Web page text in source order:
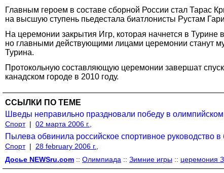
Главным героем в составе сборной России стал Тарас
на высшую ступень пьедестала биатлонисты Рустам
На церемонии закрытия Игр, которая начнется в Турине
но главными действующими лицами церемонии станут
Турина.
Протокольную составляющую церемонии завершат
канадском городе в 2010 году.
ССЫЛКИ ПО ТЕМЕ
Шведы неправильно праздновали победу в олимпийском
Спорт | 02 марта 2006 г.,
Пылева обвинила российское спортивное руководство в
Спорт |
28 february 2006 г.,
Досье NEWSru.com :: Олимпиада :: Зимние игры :: церемония